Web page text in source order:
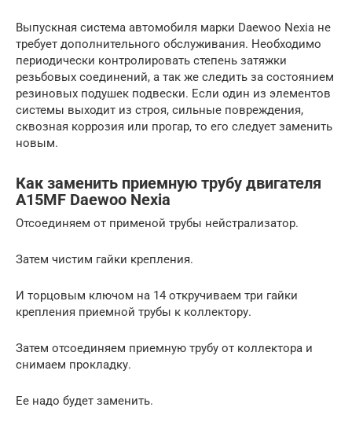
Выпускная система автомобиля марки Daewoo Nexia не
требует дополнительного обслуживания. Необходимо
периодически контролировать степень затяжки
резьбовых соединений, а так же следить за состоянием
резиновых подушек подвески. Если один из элементов
системы выходит из строя, сильные повреждения,
сквозная коррозия или прогар, то его следует заменить
новым.
Как заменить приемную трубу двигателя
A15MF Daewoo Nexia
Отсоединяем от применой трубы нейстрализатор.
Затем чистим гайки крепления.
И торцовым ключом на 14 откручиваем три гайки
крепления приемной трубы к коллектору.
Затем отсоединяем приемную трубу от коллектора и
снимаем прокладку.
Ее надо будет заменить.